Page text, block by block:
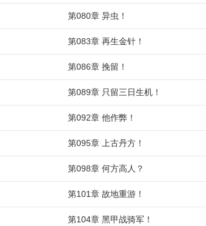
第080章 异虫！
第083章 再生金针！
第086章 挽留！
第089章 只留三日生机！
第092章 他作弊！
第095章 上古丹方！
第098章 何方高人？
第101章 故地重游！
第104章 黑甲战骑军！